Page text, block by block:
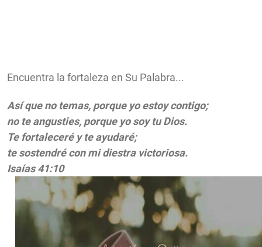
Encuentra la fortaleza en Su Palabra...
Así que no temas, porque yo estoy contigo;
no te angusties, porque yo soy tu Dios.
Te fortaleceré y te ayudaré;
te sostendré con mi diestra victoriosa.
Isaías 41:10